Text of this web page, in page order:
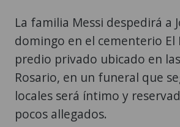
La familia Messi despedirá a
domingo en el cementerio El
predio privado ubicado en
Rosario, en un funeral que
locales será íntimo y
pocos allegados.